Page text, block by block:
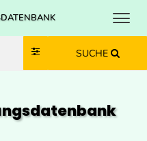
Zum Inhalt springen
Zum Navmenü springen
Zur Suche springen
Zur Footer springen
SUCHE